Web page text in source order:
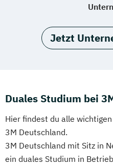
Jetzt
Duales Studium bei
Hier findest du alle
3M Deutschland.
3M Deutschland mit Sitz in
ein duales Studium in